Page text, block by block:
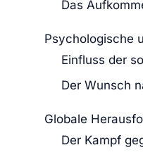
Das
Psychologische
Einfluss der
Der Wunsch
Globale
Der Kampf